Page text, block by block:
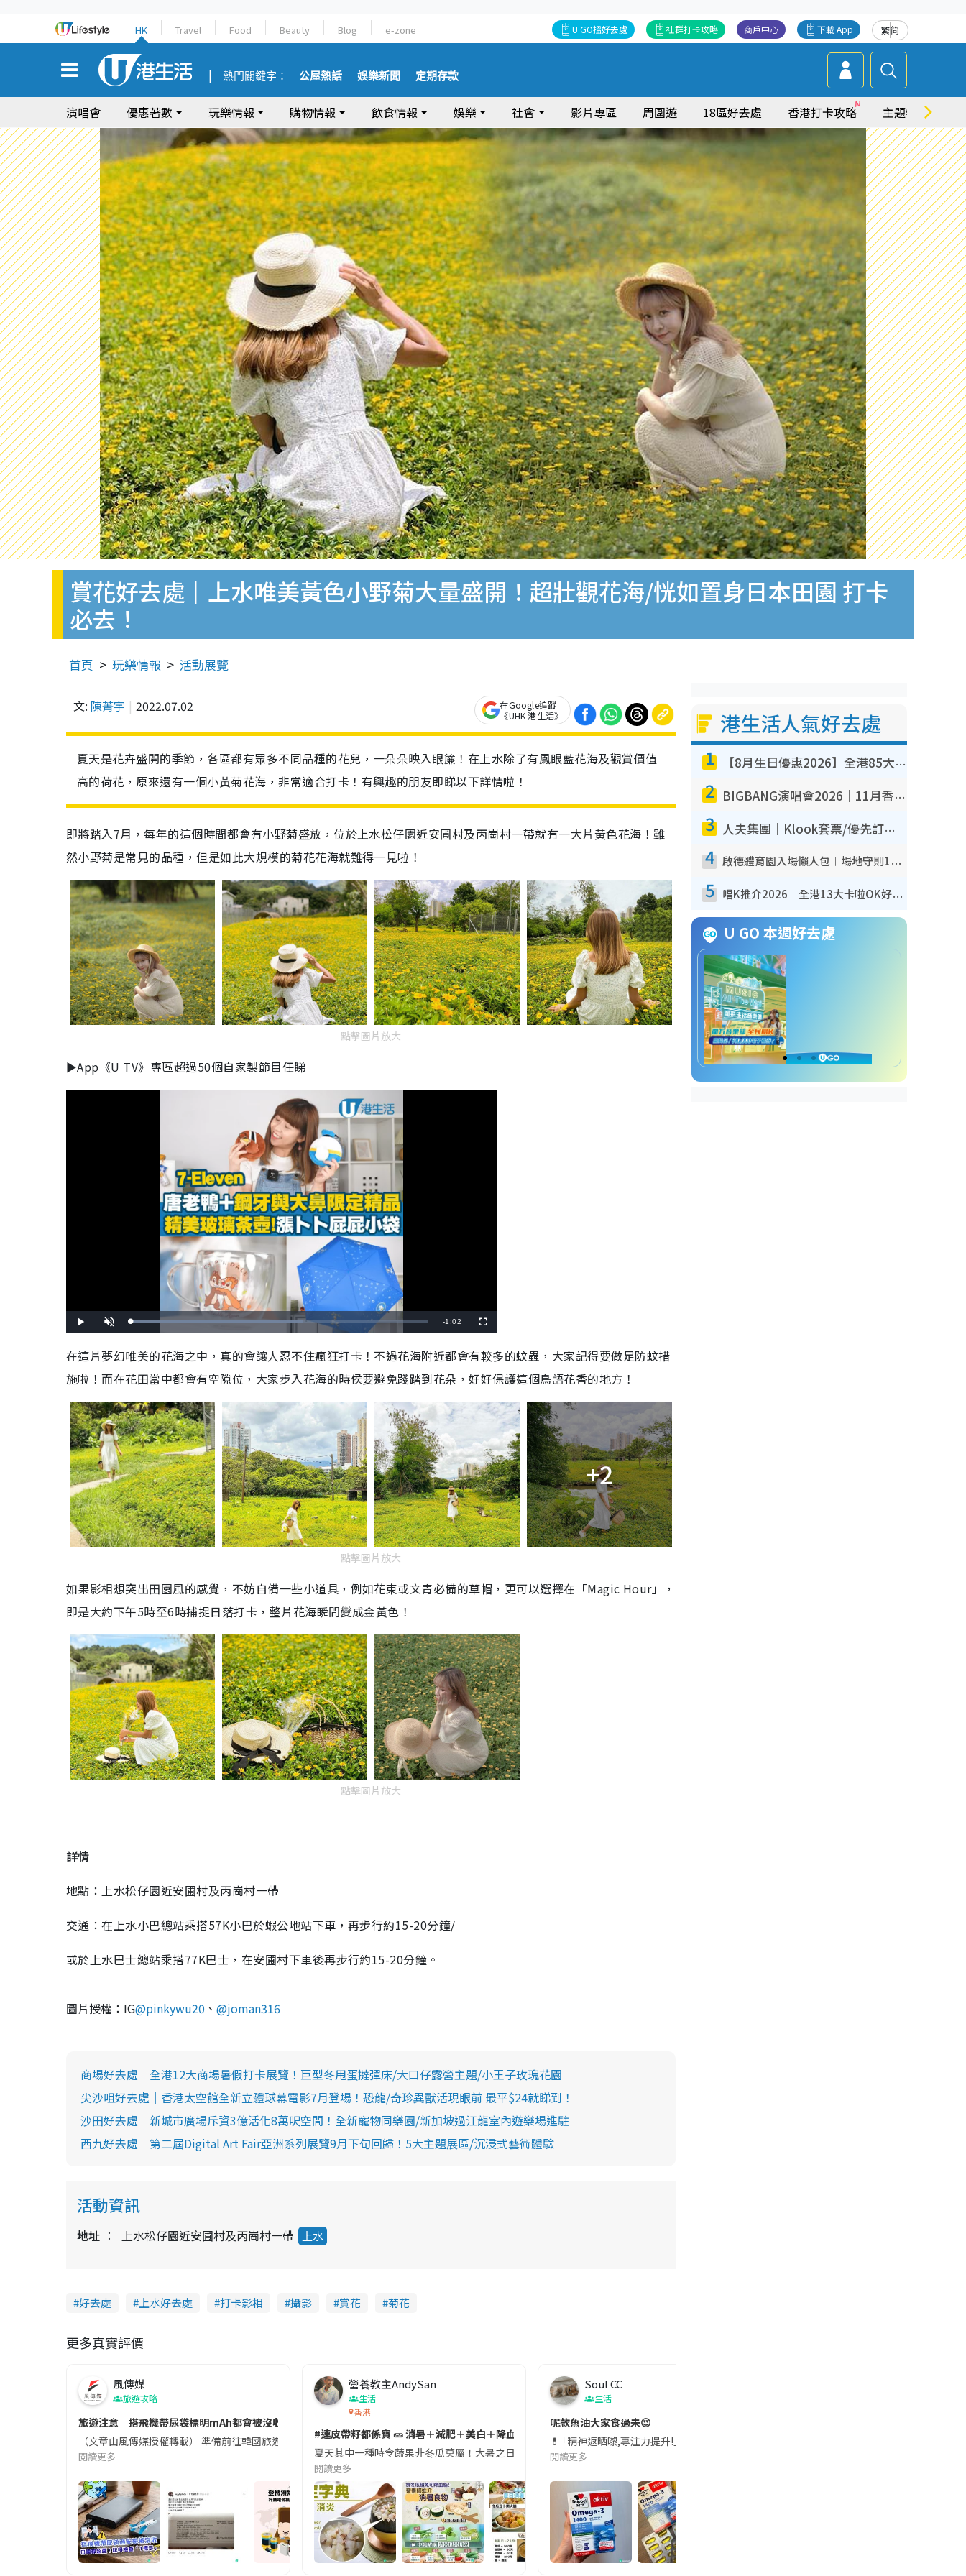
HK Travel Food Beauty Blog e-zone 繁简
下載 App
商戶中心
社群打卡攻略
U GO搵好去處
熱門關鍵字： 公屋熱話 娛樂新聞 定期存款
演唱會 優惠著數 玩樂情報 購物情報 飲食情報 娛樂 社會 影片專區 周圍遊 18區好去處 香港打卡攻略 主題特集
賞花好去處｜上水唯美黃色小野菊大量盛開！超壯觀花海/恍如置身日本田園 打卡
必去！
首頁 玩樂情報 活動展覽
文: 陳菁宇 2022.07.02
在Google追蹤
《UHK 港生活》
夏天是花卉盛開的季節，各區都有眾多不同品種的花兒，一朵朵映入眼簾！在上水除了有鳳眼藍花海及觀賞價值
高的荷花，原來還有一個小黃菊花海，非常適合打卡！有興趣的朋友即睇以下詳情啦！
即將踏入7月，每年的這個時間都會有小野菊盛放，位於上水松仔園近安圃村及丙崗村一帶就有一大片黃色花海！雖
然小野菊是常見的品種，但是如此大規模的菊花花海就難得一見啦！
點擊圖片放大
►App《U TV》專區超過50個自家製節目任睇
l
n
t
e
L
e
d
5
8
R
a
i
g
T
i
-1:02
u
s
c
e
e
在這片夢幻唯美的花海之中，真的會讓人忍不住瘋狂打卡！不過花海附近都會有較多的蚊蟲，大家記得要做足防蚊措
施啦！而在花田當中都會有空隙位，大家步入花海的時侯要避免踐踏到花朵，好好保護這個鳥語花香的地方！
+2
點擊圖片放大
如果影相想突出田園風的感覺，不妨自備一些小道具，例如花束或文青必備的草帽，更可以選擇在「Magic Hour」，
即是大約下午5時至6時捕捉日落打卡，整片花海瞬間變成金黃色！
點擊圖片放大
詳情
地點：上水松仔園近安圃村及丙崗村一帶
交通：在上水小巴總站乘搭57K小巴於蝦公地站下車，再步行約15-20分鐘/
或於上水巴士總站乘搭77K巴士，在安圃村下車後再步行約15-20分鐘。
圖片授權：IG@pinkywu20 、 @joman316
商場好去處｜全港12大商場暑假打卡展覽！巨型冬甩蛋撻彈床/大口仔露營主題/小王子玫瑰花園
尖沙咀好去處｜香港太空館全新立體球幕電影7月登場！恐龍/奇珍異獸活現眼前 最平$24就睇到！
沙田好去處｜新城市廣場斥資3億活化8萬呎空間！全新寵物同樂園/新加坡過江龍室內遊樂場進駐
西九好去處｜第二屆Digital Art Fair亞洲系列展覽9月下旬回歸！5大主題展區/沉浸式藝術體驗
活動資訊
地址 上水松仔園近安圃村及丙崗村一帶 上水
好去處 上水好去處 打卡影相 攝影 賞花 菊花
更多真實評價
風傳媒
旅遊攻略
旅遊注意｜搭飛機帶尿袋標明mAh都會被沒收😱出發前切記檢查「1標示」🚨
（文章由風傳媒授權轉載） 準備前往韓國旅遊的民眾，近期要特別留意隨身行李中的行動電源。一名旅客日前在機場安檢時，明明攜帶的行動電源機身已標示「10000mAh」，卻仍被要求當場
閱讀更多
營養教主AndySan
生活
香港
#連皮帶籽都係寶 🥒 消暑＋減肥＋美白＋降血脂
夏天其中一種時令蔬果非冬瓜莫屬！大暑之日，點都要飲碗冬瓜湯消暑解渴！除了解暑，冬瓜仲有好多鮮為人知嘅好處：減肥、消水腫、降血
閱讀更多
Soul CC
生活
呢款魚油大家食過未😍
💊 ｢精神返晒嚟,專注力提升!｣ 長時間對住電腦､剪片寫稿,成日覺得眼睛乾澀､腦袋好似｢斷
閱讀更多
港生活人氣好去處
1 【8月生日優惠2026】全港85大食買玩著數攻略 自助餐/火鍋放題同行免費＋誠品/DONKI送現金券
2 BIGBANG演唱會2026｜11月香港啟德開3場！實名制VIP申請、優先購票攻略
3 人夫集團｜Klook套票/優先訂票/公開發售搶飛攻略！附票價.購票連結.場地座位表
4 啟德體育園入場懶人包︱場地守則12違禁品不可進場准帶細水樽但全場禁樽蓋！應援牌有限制！
5 唱K推介2026︱全港13大卡啦OK好去處！最平$36起 日文K都有！(附地址+收費詳情)
U GO 本週好去處